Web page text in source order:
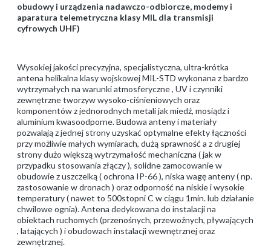
obudowy i urządzenia nadawczo-odbiorcze, modemy i
aparatura telemetryczna klasy MIL dla transmisji
cyfrowych UHF)
Wysokiej jakości precyzyjna, specjalistyczna, ultra-krótka
antena helikalna klasy wojskowej MIL-STD wykonana z bardzo
wytrzymałych na warunki atmosferyczne , UV i czynniki
zewnętrzne tworzyw wysoko-ciśnieniowych oraz
komponentów z jednorodnych metali jak miedź, mosiądz i
aluminium kwasoodporne. Budowa anteny i materiały
pozwalają z jednej strony uzyskać optymalne efekty łączności
przy możliwie małych wymiarach, dużą sprawność a z drugiej
strony dużo większą wytrzymałość mechaniczna ( jak w
przypadku stosowania złączy ), solidne zamocowanie w
obudowie z uszczelką ( ochrona IP-66 ), niska wagę anteny ( np.
zastosowanie w dronach ) oraz odporność na niskie i wysokie
temperatury ( nawet to 500stopni C w ciągu 1min. lub działanie
chwilowe ognia). Antena dedykowana do instalacji na
obiektach ruchomych (przenośnych, przewoźnych, pływających
, latających ) i obudowach instalacji wewnętrznej oraz
zewnętrznej.